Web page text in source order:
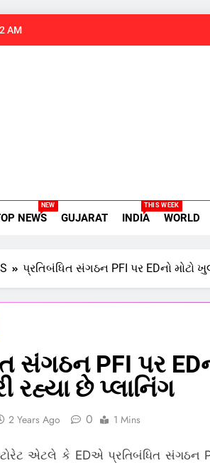
AM
NEWS
NEW
GUJARAT INDIA
THIS WEEK
WORLD
પ્રતિબંધિત સંગઠન PFI પર EDનો મોટો
સંગઠન PFI પર
રહ્યા છે પ્લાનિંગ
2 Years Ago 0 1 Mins
એટલે કે EDએ પ્રતિબંધિત